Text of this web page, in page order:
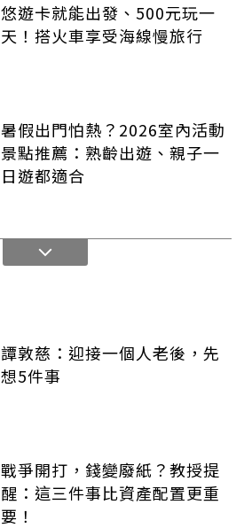
悠遊卡就能出發、500元玩一
天！搭火車享受海線慢旅行
暑假出門怕熱？2026室內活動
景點推薦：熟齡出遊、親子一
日遊都適合
譚敦慈：迎接一個人老後，先
想5件事
戰爭開打，錢變廢紙？教授提
醒：這三件事比資產配置更重
要！